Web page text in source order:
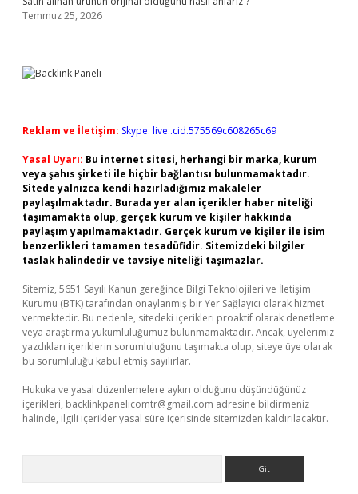
Temmuz 25, 2026
Reklam ve İletişim: Skype: live:.cid.575569c608265c69
Yasal Uyarı: Bu internet sitesi, herhangi bir marka, kurum
veya şahıs şirketi ile hiçbir bağlantısı bulunmamaktadır.
Sitede yalnızca kendi hazırladığımız makaleler
paylaşılmaktadır. Burada yer alan içerikler haber niteliği
taşımamakta olup, gerçek kurum ve kişiler hakkında
paylaşım yapılmamaktadır. Gerçek kurum ve kişiler ile isim
benzerlikleri tamamen tesadüfidir. Sitemizdeki bilgiler
taslak halindedir ve tavsiye niteliği taşımazlar.
Sitemiz, 5651 Sayılı Kanun gereğince Bilgi Teknolojileri ve İletişim
Kurumu (BTK) tarafından onaylanmış bir Yer Sağlayıcı olarak hizmet
vermektedir. Bu nedenle, sitedeki içerikleri proaktif olarak denetleme
veya araştırma yükümlülüğümüz bulunmamaktadır. Ancak, üyelerimiz
yazdıkları içeriklerin sorumluluğunu taşımakta olup, siteye üye olarak
bu sorumluluğu kabul etmiş sayılırlar.
Hukuka ve yasal düzenlemelere aykırı olduğunu düşündüğünüz
içerikleri, backlinkpanelicomtr@gmail.com adresine bildirmeniz
halinde, ilgili içerikler yasal süre içerisinde sitemizden kaldırılacaktır.